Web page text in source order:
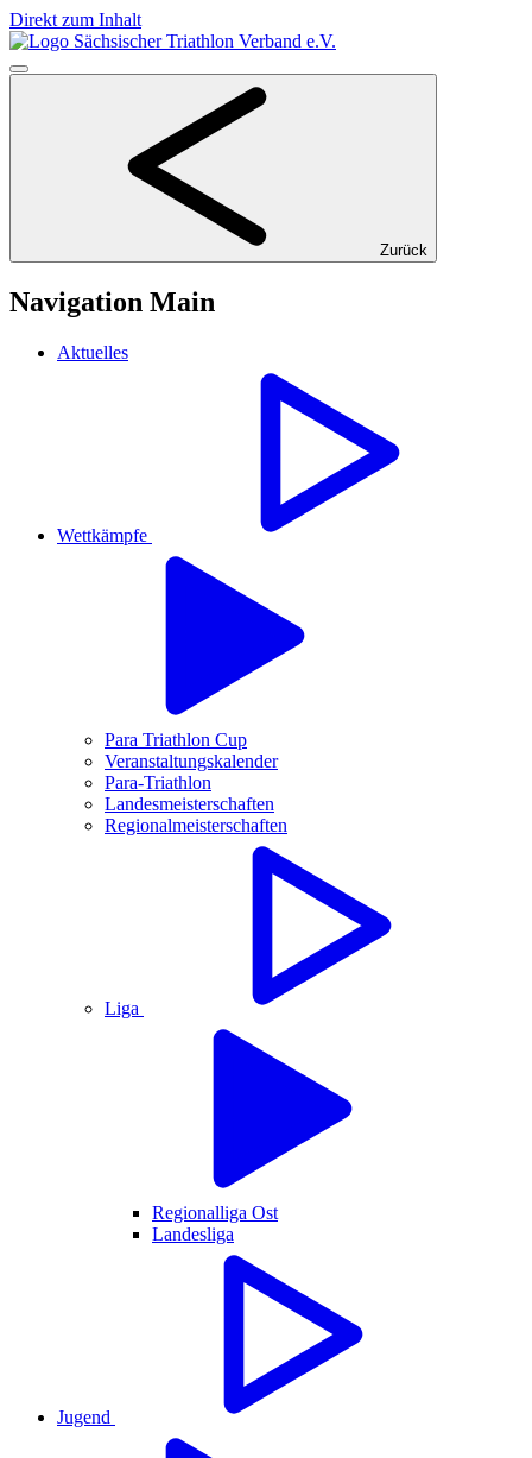
Direkt zum Inhalt
Zurück
Navigation Main
Aktuelles
Wettkämpfe
Para Triathlon Cup
Veranstaltungskalender
Para-Triathlon
Landesmeisterschaften
Regionalmeisterschaften
Liga
Regionalliga Ost
Landesliga
Jugend